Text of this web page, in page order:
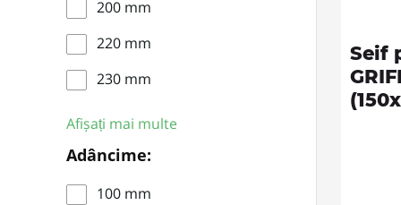
200 mm
220 mm
230 mm
Afișați mai multe
Adâncime:
100 mm
Seif